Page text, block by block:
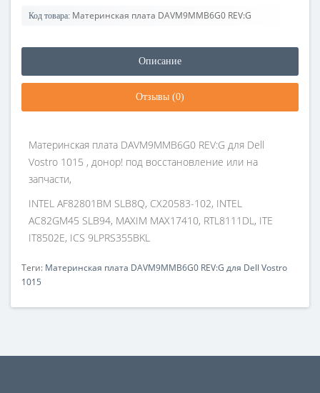
Код товара: Материнская плата DAVM9MMB6G0 REV:G
Описание
Отзывы (0)
Материнская плата DAVM9MMB6G0 REV:G для Dell
Vostro 1015 , донор! под восстановление или на
запчасти,
INTEL AF82801BM SLB8Q, CX20583-102, INTEL
AC82GM45 SLB94, MAXIM MAX17410, RTL8111DL, ITE
IT8502E, ICS 9LPRS355BKL
Теги: Материнская плата DAVM9MMB6G0 REV:G для Dell Vostro
1015